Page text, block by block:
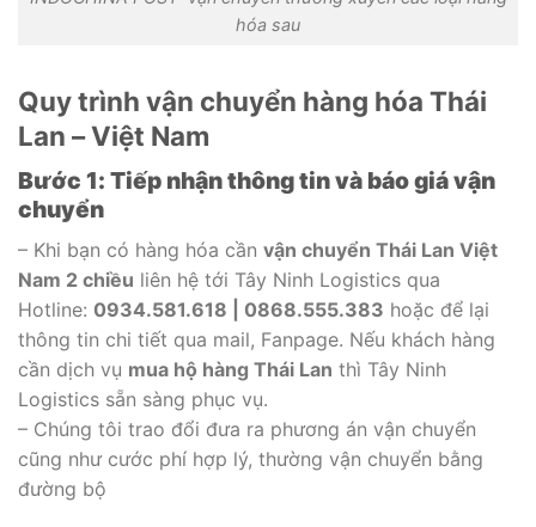
hóa sau
Quy trình vận chuyển hàng hóa Thái
Lan – Việt Nam
Bước 1: Tiếp nhận thông tin và báo giá vận
chuyển
– Khi bạn có hàng hóa cần vận chuyển Thái Lan Việt
Nam 2 chiều liên hệ tới Tây Ninh Logistics qua
Hotline: 0934.581.618 | 0868.555.383 hoặc để lại
thông tin chi tiết qua mail, Fanpage. Nếu khách hàng
cần dịch vụ mua hộ hàng Thái Lan thì Tây Ninh
Logistics sẵn sàng phục vụ.
– Chúng tôi trao đổi đưa ra phương án vận chuyển
cũng như cước phí hợp lý, thường vận chuyển bằng
đường bộ